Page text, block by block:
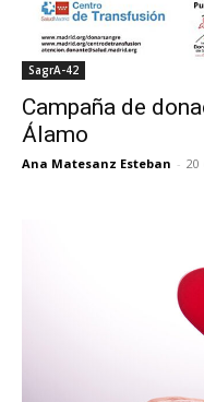
SagrA-42
Campaña de
Álamo
Ana Matesanz Esteban - 20